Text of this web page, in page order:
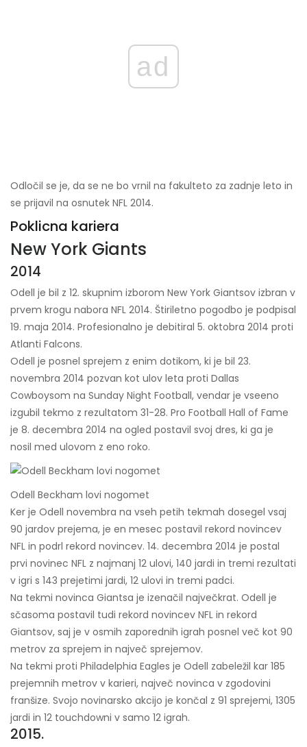
ad
Odločil se je, da se ne bo vrnil na fakulteto za zadnje leto in
se prijavil na osnutek NFL 2014.
Poklicna kariera
New York Giants
2014
Odell je bil z 12. skupnim izborom New York Giantsov izbran v
prvem krogu nabora NFL 2014. Štiriletno pogodbo je podpisal
19. maja 2014. Profesionalno je debitiral 5. oktobra 2014 proti
Atlanti Falcons.
Odell je posnel sprejem z enim dotikom, ki je bil 23.
novembra 2014 pozvan kot ulov leta proti Dallas
Cowboysom na Sunday Night Football, vendar je vseeno
izgubil tekmo z rezultatom 31-28. Pro Football Hall of Fame
je 8. decembra 2014 na ogled postavil svoj dres, ki ga je
nosil med ulovom z eno roko.
Odell Beckham lovi nogomet
Ker je Odell novembra na vseh petih tekmah dosegel vsaj
90 jardov prejema, je en mesec postavil rekord novincev
NFL in podrl rekord novincev. 14. decembra 2014 je postal
prvi novinec NFL z najmanj 12 ulovi, 140 jardi in tremi rezultati
v igri s 143 prejetimi jardi, 12 ulovi in ​​tremi padci.
Na tekmi novinca Giantsa je izenačil največkrat. Odell je
sčasoma postavil tudi rekord novincev NFL in rekord
Giantsov, saj je v osmih zaporednih igrah posnel več kot 90
metrov za sprejem in največ sprejemov.
Na tekmi proti Philadelphia Eagles je Odell zabeležil kar 185
prejemnih metrov v karieri, največ novinca v zgodovini
franšize. Svojo novinarsko akcijo je končal z 91 sprejemi, 1305
jardi in 12 touchdowni v samo 12 igrah.
2015.